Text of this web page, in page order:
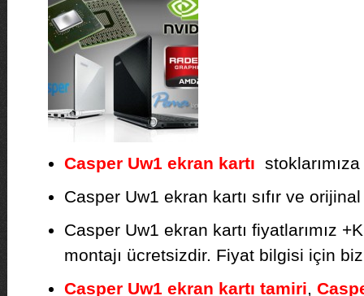
Casper Uw1 ekran kartı
Casper Uw1 ekran kartı sıfır ve
Casper Uw1 ekran kartı fiyatlarımız
montajı ücretsizdir. Fiyat bilgisi için
Casper Uw1 ekran kartı tamiri,